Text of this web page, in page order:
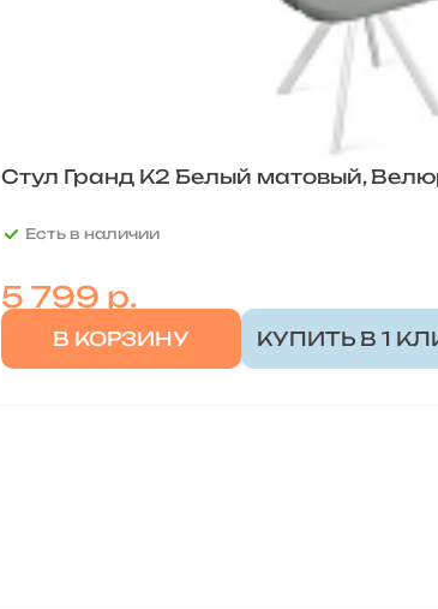
Стул Гранд К2 Белый матовый,
Есть в наличии
5 799 р.
В КОРЗИНУ КУПИТЬ В 1